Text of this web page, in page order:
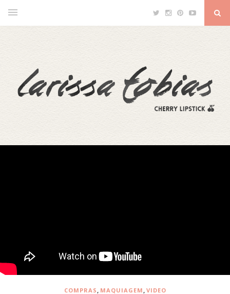
COMPRAS , MAQUIAGEM , VIDEO